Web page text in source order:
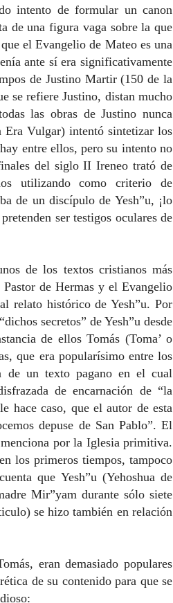
intento de formular un canon
de una figura vaga sobre la que
el Evangelio de Mateo es una
ante sí era significativamente
de Justino Martir (150 de la
se refiere Justino, distan mucho
las obras de Justino nunca
Era Vulgar) intentó sintetizar los
entre ellos, pero su intento no
del siglo II Ireneo trató de
utilizando como criterio de
de un discípulo de Yesh”u, ¡lo
ser testigos oculares de
de los textos cristianos más
de Hermas y el Evangelio
relato histórico de Yesh”u. Por
secretos” de Yesh”u desde
de ellos Tomás (Toma’ o
que era popularísimo entre los
de un texto pagano en el cual
de encarnación de “la
hace caso, que el autor de esta
depuse de San Pablo”. El
menciona porla Iglesia primitiva.
los primeros tiempos, tampoco
que Yesh”u (Yehoshua de
Mir”yam durante sólo siete
se hizo también en relación
eran demasiado populares
de su contenido para que se